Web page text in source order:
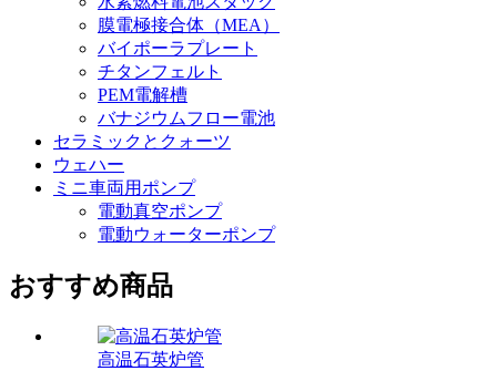
膜電極接合体（MEA）
バイポーラプレート
チタンフェルト
PEM電解槽
バナジウムフロー電池
セラミックとクォーツ
ウェハー
ミニ車両用ポンプ
電動真空ポンプ
電動ウォーターポンプ
おすすめ商品
高温石英炉管